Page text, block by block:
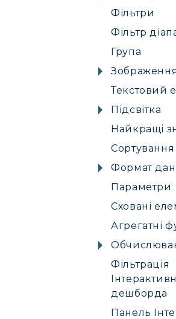
Фільтри
Фільтр
Група
Зображення
Текстовий
Підсвітка
Найкращі
Сортування
Формат
Параметри
Сховані
Агрегатні
Фільтрація
дешборда
Панель